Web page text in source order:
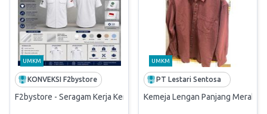
UMKM
KONVEKSI F2bystore
F2bystore - Seragam Kerja Kemeja Dinas Custom Bordir – Kemeja
UMKM
PT Lestari Sentosa
Kemeja Lengan Panjang Merah